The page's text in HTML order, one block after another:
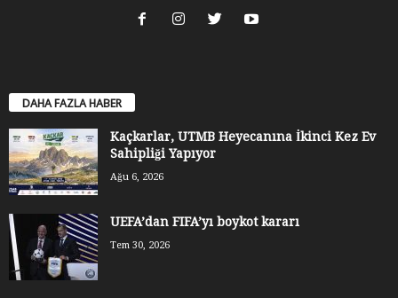
DAHA FAZLA HABER
Kaçkarlar, UTMB Heyecanına İkinci Kez Ev
Sahipliği Yapıyor
Ağu 6, 2026
UEFA’dan FIFA’yı boykot kararı
Tem 30, 2026